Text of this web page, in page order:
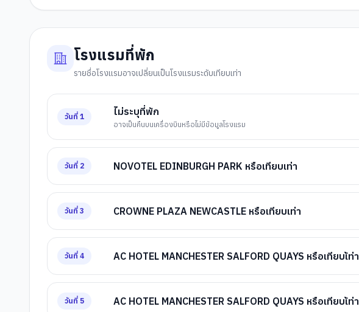
โรงแรมที่พัก
รายชื่อโรงแรมอาจเปลี่ยนเป็นโรงแรมระดับเทียบเท่า
วันที่ 1 ไม่ระบุที่พัก
อาจเป็นคืนบนเครื่องบินหรือไม่มีข้อมูลโรงแรม
วันที่ 2 NOVOTEL EDINBURGH PARK หรือเทียบเท่า
วันที่ 3 CROWNE PLAZA NEWCASTLE หรือเทียบเท่า
วันที่ 4 AC HOTEL MANCHESTER SALFORD QUAYS หรือเทียบเ้ท่า
วันที่ 5 AC HOTEL MANCHESTER SALFORD QUAYS หรือเทียบเ้ท่า